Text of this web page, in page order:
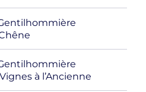
à l’Ancienne